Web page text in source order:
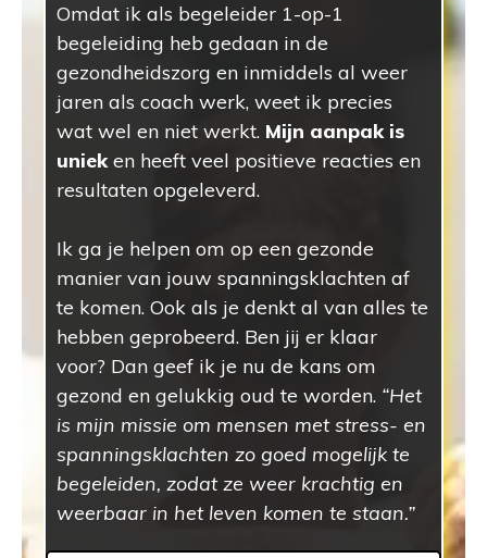
Omdat ik als begeleider 1-op-1
begeleiding heb gedaan in de
gezondheidszorg en inmiddels al weer
jaren als coach werk, weet ik precies
wat wel en niet werkt. Mijn aanpak is
unieken heeft veel positieve reacties en
resultaten opgeleverd.
Ik ga je helpen om op een gezonde
manier van jouw spanningsklachten af
te komen. Ook als je denkt al van alles te
hebben geprobeerd. Ben jij er klaar
voor? Dan geef ik je nu de kans om
gezond en gelukkig oud te worden. “Het
is mijn missie om mensen met stress- en
spanningsklachten zo goed mogelijk te
begeleiden, zodat ze weer krachtig en
weerbaar in het leven komen te staan.”